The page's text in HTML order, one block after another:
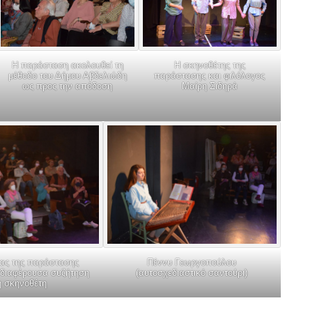
Η παράσταση ακολουθεί τη
μέθοδο του Δήμου Αβδελιώδη
ως προς την απόδοση
Η σκηνοθέτης της
παράστασης και φιλόλογος
Μαίρη Σιδηρά
της παράστασης
συζήτηση
σκηνοθέτη
Πέννυ Γεωργοπούλου
(αυτοσχεδιαστικό σαντούρι)